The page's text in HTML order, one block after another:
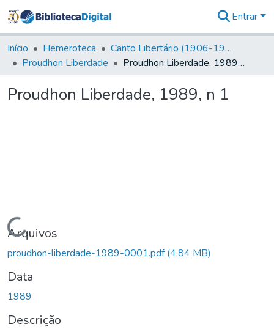
&
Coleções
Tudo na
Digital
Entrar
Início Hemeroteca
Canto Libertário (1906-1995)
Proudhon Liberdade
Proudhon Liberdade, 1989, n 1
Proudhon Liberdade, 1989, n 1
Carregando...
Arquivos
proudhon-liberdade-1989-0001.pdf(4,84 MB)
Data
1989
Descrição